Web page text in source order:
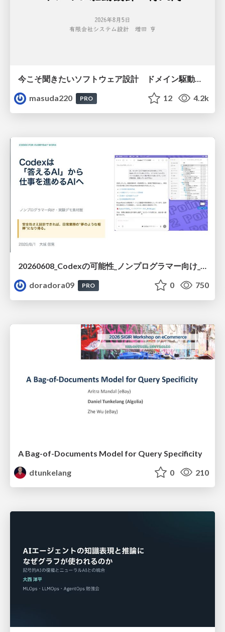
masuda220
PRO 12 4.2k
20260608_Codexの可能性_ノンプログラマー向け_大城追記
doradora09
PRO 0 750
A Bag-of-Documents Model for Query Specificity
dtunkelang
0 210